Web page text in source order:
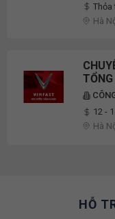
Thỏa
Hà
12 -
Hà
HỖ